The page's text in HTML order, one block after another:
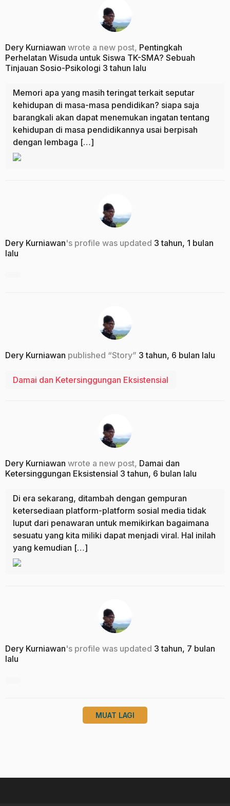
Dery Kurniawan wrote a new post, Pentingkah
Perhelatan Wisuda untuk Siswa TK-SMA? Sebuah
Tinjauan Sosio-Psikologi 3 tahun lalu
Memori apa yang masih teringat terkait seputar
kehidupan di masa-masa pendidikan? siapa saja
barangkali akan dapat menemukan ingatan tentang
kehidupan di masa pendidikannya usai berpisah
dengan lembaga […]
Dery Kurniawan's profile was updated 3 tahun, 1 bulan
lalu
Dery Kurniawan published “Story” 3 tahun, 6 bulan lalu
Damai dan Ketersinggungan Eksistensial
Dery Kurniawan wrote a new post, Damai dan
Ketersinggungan Eksistensial 3 tahun, 6 bulan lalu
Di era sekarang, ditambah dengan gempuran
ketersediaan platform-platform sosial media tidak
luput dari penawaran untuk memikirkan bagaimana
sesuatu yang kita miliki dapat menjadi viral. Hal inilah
yang kemudian […]
Dery Kurniawan's profile was updated 3 tahun, 7 bulan
lalu
MUAT LAGI